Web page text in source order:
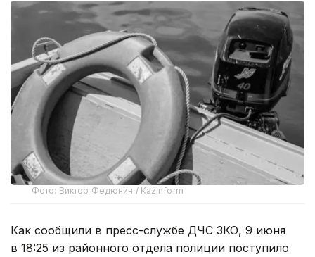
Фото: Виктор Федюнин / Kazinform
Как сообщили в пресс-службе ДЧС ЗКО, 9 июня
в 18:25 из районного отдела полиции поступило